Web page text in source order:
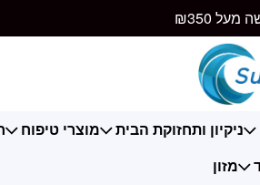
₪350
ניקיון ותחזוקת הבית מוצרי טיפוח
מזון